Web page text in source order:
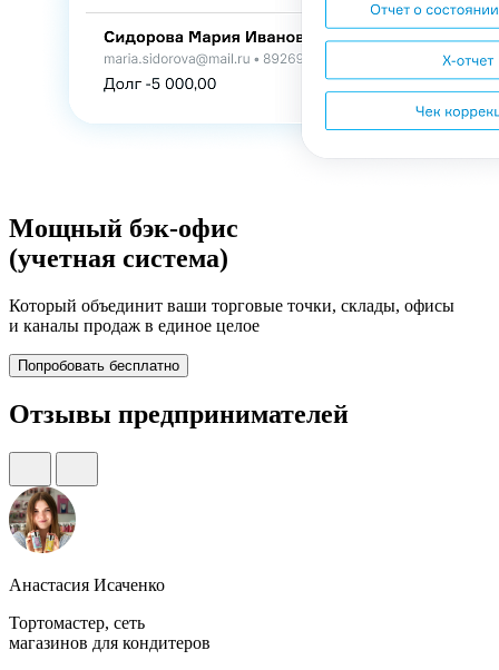
Мощный бэк-офис
(учетная система)
Который объединит ваши торговые точки, склады, офисы
и каналы продаж в единое целое
Попробовать бесплатно
Отзывы предпринимателей
Анастасия Исаченко
Тортомастер, сеть
магазинов для кондитеров